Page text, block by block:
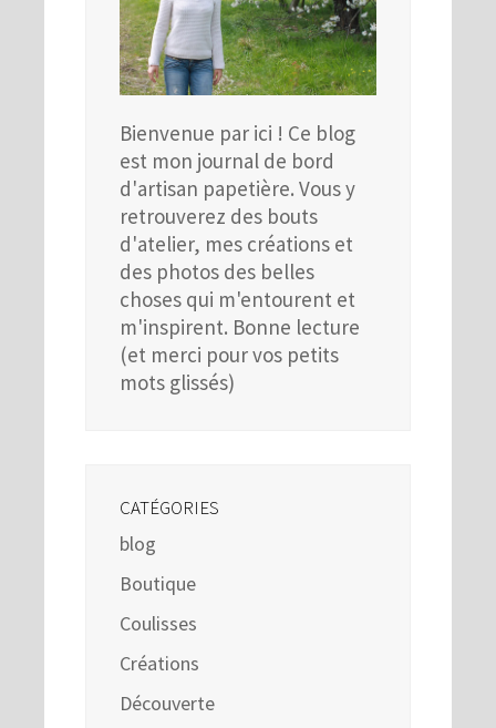
Bienvenue par ici ! Ce blog
est mon journal de bord
d'artisan papetière. Vous y
retrouverez des bouts
d'atelier, mes créations et
des photos des belles
choses qui m'entourent et
m'inspirent. Bonne lecture
(et merci pour vos petits
mots glissés)
CATÉGORIES
blog
Boutique
Coulisses
Créations
Découverte